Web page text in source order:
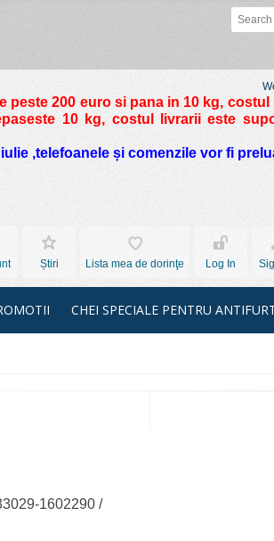
peste 200 euro si pana in 10 kg, costul
10 kg, costul livrarii este
,telefoanele și comenzile vor fi
Știri Lista mea de dorinţe Log In
CHEI SPECIALE PENTRU
1602290 /